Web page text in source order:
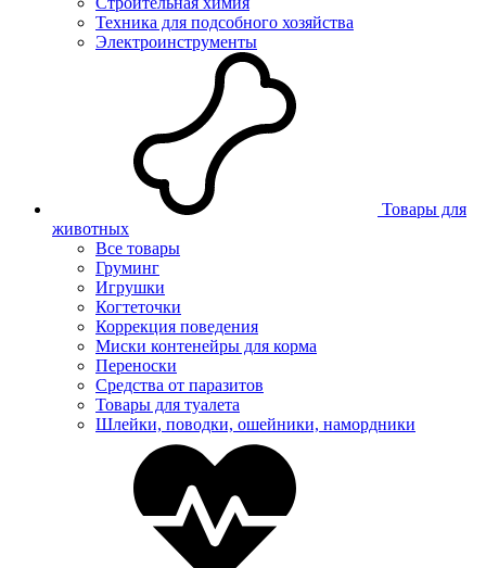
Техника для подсобного хозяйства
Электроинструменты
Товары для
животных
Все товары
Груминг
Игрушки
Когтеточки
Коррекция поведения
Миски контенейры для корма
Переноски
Средства от паразитов
Товары для туалета
Шлейки, поводки, ошейники, намордники